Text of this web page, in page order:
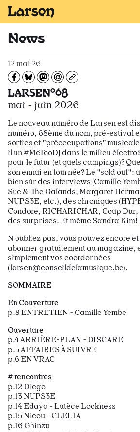
News
12 mai 26
Partagez sur Facebook
Partager sur Bluesky
Partager sur Mastodon
Partagez par e-mail
Copiez l’url
LARSEN°68
mai - juin 2026
Le nouveau numéro de Larsen est
numéro, 68ème du nom, pré-estival
sorties et "préoccupations"
il un #MeTooDJ dans le milieu
pour le futur (et quels campings)?
son ennui en tournée? Le "sold out":
bien sûr des interviews (Camille
Sue & The Galands, Margaret
NUPS3E, etc.), des chroniques
Condore, RICHARICHAR, Coup
des surprises. Et même Sandra Kim!
N’oubliez pas, vous pouvez encore
abonner gratuitement au magazine,
simplement vos coordonnées
(larsen@conseildelamusique.be).
SOMMAIRE
En Couverture
p.8 ENTRETIEN - Camille Yembe
Ouverture
p.4 ARRIÈRE-PLAN - DISCARE
p.5 AFFAIRES À SUIVRE
p.6 EN VRAC
# rencontres
p.12 Diego
p.13 NUPS3E
p.14 Edaya - Lutèce Lockness
p.15 Nicou - CLELIA
p.16 Ghinzu